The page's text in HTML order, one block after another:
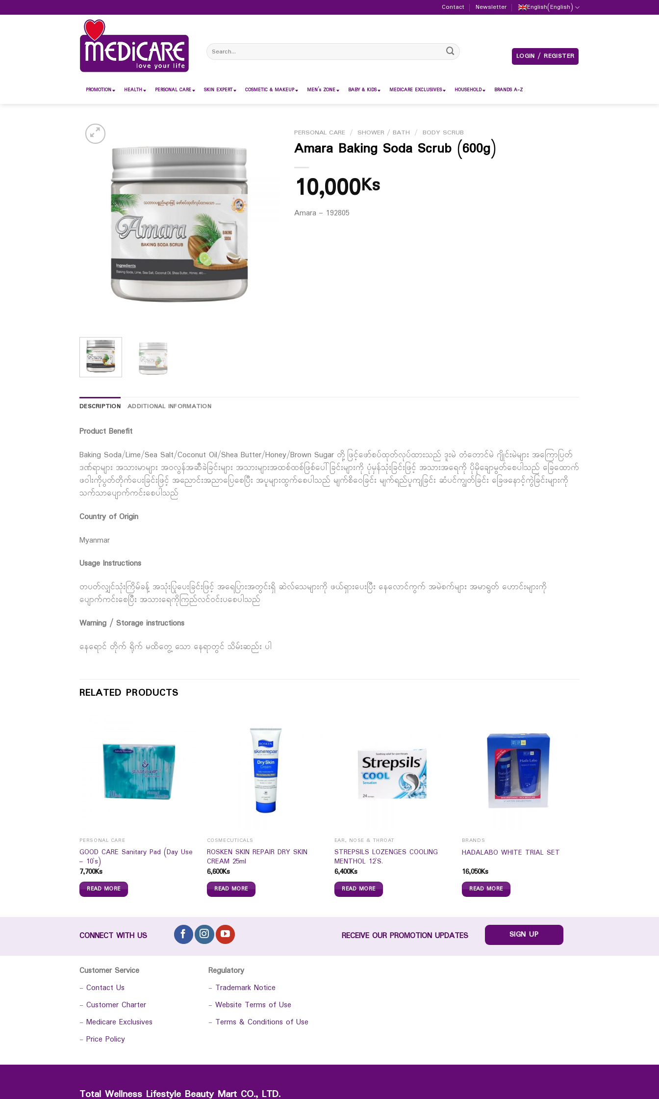
to
Contact Newsletter English(English)
Search
for:
LOGIN / REGISTER
PROMOTION HEALTH PERSONAL CARE SKIN EXPERT COSMETIC & MAKEUP MEN’s ZONE BABY & KIDS MEDICARE EXCLUSIVES HOUSEHOLD BRANDS A-Z
PERSONAL CARE / SHOWER / BATH / BODY SCRUB
Amara Baking Soda Scrub (600g)
10,000Ks
Amara – 192805
DESCRIPTION ADDITIONAL INFORMATION
Product Benefit
Baking Soda/Lime/Sea Salt/Coconut Oil/Shea Butter/Honey/Brown Sugar တို့ဖြင့်ဖော်စပ်ထုတ်လုပ်ထားသည် ဒူးမဲ တံတောင်မဲ ဂျိုင်းမဲများ အကြောပြတ်
ဒဏ်ရာများ အသားမာများ အဝလွန်အဆီခဲခြင်းများ အသားများအထစ်ထစ်ဖြစ်ပေါ်ခြင်းများကို ပုံမှန်သုံးခြင်းဖြင့် အသားအရေကို ပိုမိုချောမွတ်စေပါသည် ခြေထောက်
ဖဝါးကိုပွတ်တိုက်ပေးခြင်းဖြင့် အညောင်းအညာပြေစေပြီး အပူများထွက်စေပါသည် မျက်စိဝေခြင်း မျက်ရည်ပူကျခြင်း ဆံပင်ကျွတ်ခြင်း ခြေဖနောင့်ကွဲခြင်းများကို
သက်သာပျောက်ကင်းစေပါသည်
Country of Origin
Myanmar
Usage Instructions
တပတ်လျှင်သုံးကြိမ်ခန့် အသုံးပြုပေးခြင်းဖြင့် အရေပြားအတွင်းရှိ ဆဲလ်သေများကို ဖယ်ရှားပေးပြီး နေလောင်ကွက် အမဲစက်များ အမာရွတ် ဟောင်းများကို
ပျောက်ကင်းစေပြီး အသားရေကိုကြည်လင်ဝင်းပစေပါသည်
Warning / Storage instructions
နေရောင် တိုက် ရိုက် မထိတွေ့ သော နေရာတွင် သိမ်းဆည်း ပါ
RELATED PRODUCTS
PERSONAL CARE
GOOD CARE Sanitary Pad (Day Use
– 10`s)
7,700Ks
READ MORE
COSMECUTICALS
ROSKEN SKIN REPAIR DRY SKIN
CREAM 25ml
6,600Ks
READ MORE
EAR, NOSE & THROAT
STREPSILS LOZENGES COOLING
MENTHOL 12`S.
6,400Ks
READ MORE
BRANDS
HADALABO WHITE TRIAL SET
16,050Ks
READ MORE
CONNECT WITH US RECEIVE OUR PROMOTION UPDATES SIGN UP
Customer Service
- Contact Us
- Customer Charter
- Medicare Exclusives
- Price Policy
Regulatory
- Trademark Notice
- Website Terms of Use
- Terms & Conditions of Use
Total Wellness Lifestyle Beauty Mart CO., LTD.